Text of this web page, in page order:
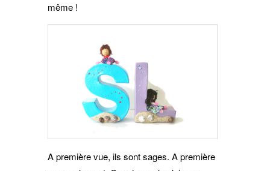
même !
A première vue, ils sont sages. A première